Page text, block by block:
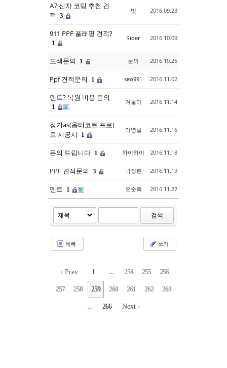
A7 신차 코팅 추천 견
적 3
벗 2016.09.23
911 PPF 풀래핑 견적?
1
Rider 2016.10.09
도색문의 1 문의 2016.10.25
Ppf 견적문의 1 seo991 2016.11.02
덴트? 복원 비용 문의
1
겨울이 2016.11.14
정기as(옵티코트 프로)
로 시공시
1
이병일 2016.11.16
문의 드립니다 1 하이하이 2016.11.18
PPF 견적문의 3 박정현 2016.11.19
덴트 1 오순택 2016.11.22
검색
목록 쓰기
‹ Prev 1 ... 254 255 256
257 258 259 260 261 262 263
... 266 Next ›